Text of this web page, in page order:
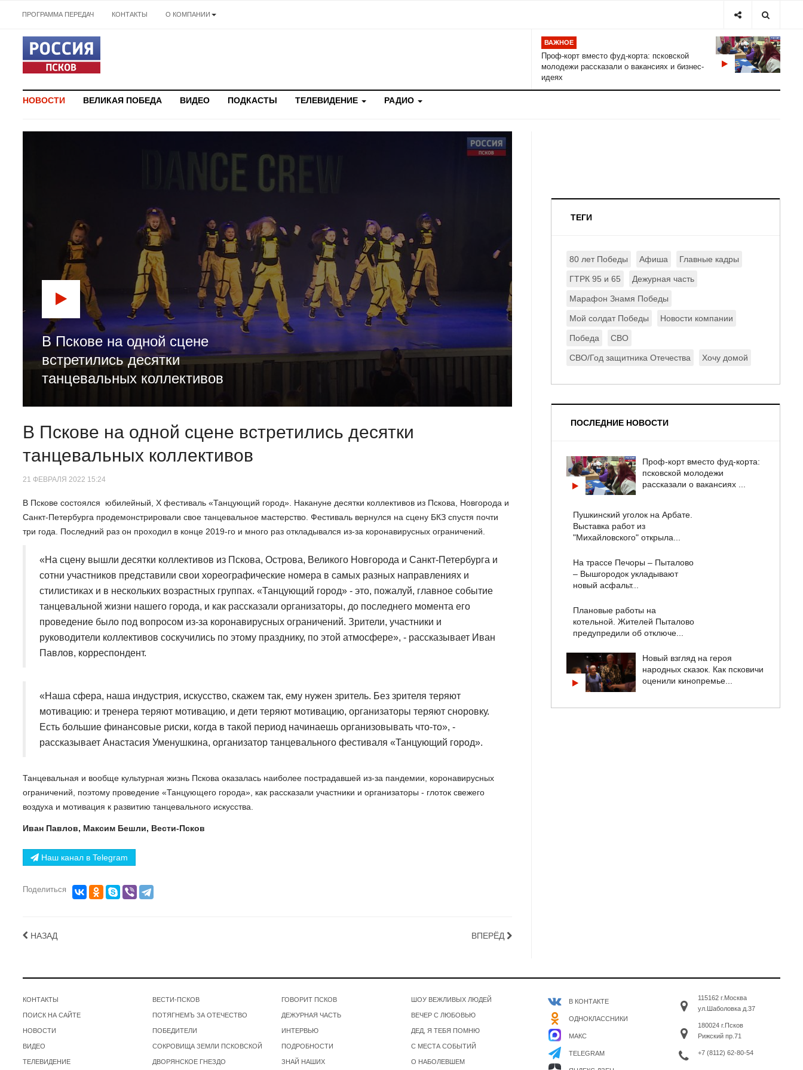
ПРОГРАММА ПЕРЕДАЧ КОНТАКТЫ О КОМПАНИИ
ВАЖНОЕ
Проф-корт вместо фуд-корта: псковской
молодежи рассказали о вакансиях и бизнес-
идеях
НОВОСТИ ВЕЛИКАЯ ПОБЕДА ВИДЕО ПОДКАСТЫ ТЕЛЕВИДЕНИЕ РАДИО
В Пскове на одной сцене
встретились десятки
танцевальных коллективов
В Пскове на одной сцене встретились десятки
танцевальных коллективов
21 ФЕВРАЛЯ 2022 15:24
В Пскове состоялся юбилейный, Х фестиваль «Танцующий город». Накануне десятки коллективов из Пскова, Новгорода и
Санкт-Петербурга продемонстрировали свое танцевальное мастерство. Фестиваль вернулся на сцену БКЗ спустя почти
три года. Последний раз он проходил в конце 2019-го и много раз откладывался из-за коронавирусных ограничений.
«На сцену вышли десятки коллективов из Пскова, Острова, Великого Новгорода и Санкт-Петербурга и
сотни участников представили свои хореографические номера в самых разных направлениях и
стилистиках и в нескольких возрастных группах. «Танцующий город» - это, пожалуй, главное событие
танцевальной жизни нашего города, и как рассказали организаторы, до последнего момента его
проведение было под вопросом из-за коронавирусных ограничений. Зрители, участники и
руководители коллективов соскучились по этому празднику, по этой атмосфере», - рассказывает Иван
Павлов, корреспондент.
«Наша сфера, наша индустрия, искусство, скажем так, ему нужен зритель. Без зрителя теряют
мотивацию: и тренера теряют мотивацию, и дети теряют мотивацию, организаторы теряют сноровку.
Есть большие финансовые риски, когда в такой период начинаешь организовывать что-то», -
рассказывает Анастасия Уменушкина, организатор танцевального фестиваля «Танцующий город».
Танцевальная и вообще культурная жизнь Пскова оказалась наиболее пострадавшей из-за пандемии, коронавирусных
ограничений, поэтому проведение «Танцующего города», как рассказали участники и организаторы - глоток свежего
воздуха и мотивация к развитию танцевального искусства.
Иван Павлов, Максим Бешли, Вести-Псков
Наш канал в Telegram
Поделиться
НАЗАД ВПЕРЁД
ТЕГИ
80 лет Победы Афиша Главные кадры
ГТРК 95 и 65 Дежурная часть
Марафон Знамя Победы
Мой солдат Победы Новости компании
Победа СВО
СВО/Год защитника Отечества Хочу домой
ПОСЛЕДНИЕ НОВОСТИ
Проф-корт вместо фуд-корта:
псковской молодежи
рассказали о вакансиях ...
Пушкинский уголок на Арбате.
Выставка работ из
"Михайловского" открыла...
На трассе Печоры – Пыталово
– Вышгородок укладывают
новый асфальт...
Плановые работы на
котельной. Жителей Пыталово
предупредили об отключе...
Новый взгляд на героя
народных сказок. Как псковичи
оценили кинопремье...
КОНТАКТЫ
ПОИСК НА САЙТЕ
НОВОСТИ
ВИДЕО
ТЕЛЕВИДЕНИЕ
ВЕСТИ-ПСКОВ
ПОТЯГНЕМЪ ЗА ОТЕЧЕСТВО
ПОБЕДИТЕЛИ
СОКРОВИЩА ЗЕМЛИ ПСКОВСКОЙ
ДВОРЯНСКОЕ ГНЕЗДО
ГОВОРИТ ПСКОВ
ДЕЖУРНАЯ ЧАСТЬ
ИНТЕРВЬЮ
ПОДРОБНОСТИ
ЗНАЙ НАШИХ
ШОУ ВЕЖЛИВЫХ ЛЮДЕЙ
ВЕЧЕР С ЛЮБОВЬЮ
ДЕД, Я ТЕБЯ ПОМНЮ
С МЕСТА СОБЫТИЙ
О НАБОЛЕВШЕМ
В КОНТАКТЕ
ОДНОКЛАССНИКИ
МАКС
TELEGRAM
115162 г.Москва
ул.Шаболовка д.37
180024 г.Псков
Рижский пр.71
+7 (8112) 62-80-54